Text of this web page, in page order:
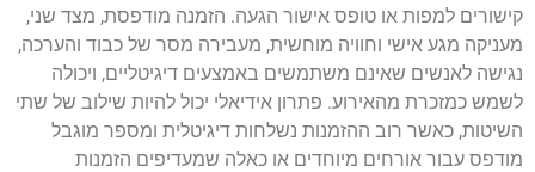
קישורים למפות או טופס אישור הגעה. הזמנה מודפסת, מצד שני,
מעניקה מגע אישי וחוויה מוחשית, מעבירה מסר של כבוד והערכה,
נגישה לאנשים שאינם משתמשים באמצעים דיגיטליים, ויכולה
לשמש כמזכרת מהאירוע. פתרון אידיאלי יכול להיות שילוב של שתי
השיטות, כאשר רוב ההזמנות נשלחות דיגיטלית ומספר מוגבל
מודפס עבור אורחים מיוחדים או כאלה שמעדיפים הזמנות